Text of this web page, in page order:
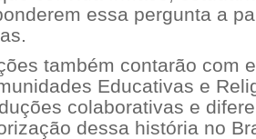
essa pergunta a
também contarão com
Educativas e
colaborativas e
dessa história no